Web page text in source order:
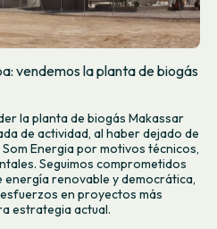
vendemos la planta de biogás
la planta de biogás Makassar
de actividad, al haber dejado de
Energia por motivos técnicos,
Seguimos comprometidos
energía renovable y democrática,
en proyectos más
estrategia actual.